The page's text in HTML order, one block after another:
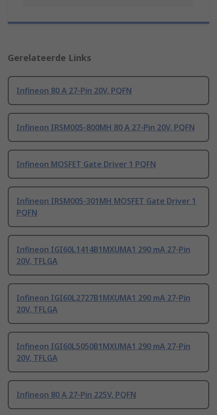
Gerelateerde Links
Infineon 80 A 27-Pin 20V, PQFN
Infineon IRSM005-800MH 80 A 27-Pin 20V, PQFN
Infineon MOSFET Gate Driver 1 PQFN
Infineon IRSM005-301MH MOSFET Gate Driver 1
PQFN
Infineon IGI60L1414B1MXUMA1 290 mA 27-Pin
20V, TFLGA
Infineon IGI60L2727B1MXUMA1 290 mA 27-Pin
20V, TFLGA
Infineon IGI60L5050B1MXUMA1 290 mA 27-Pin
20V, TFLGA
Infineon 80 A 27-Pin 225V, PQFN